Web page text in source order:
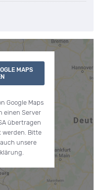
MAPS
Google Maps
einen Server
übertragen
werden. Bitte
unsere